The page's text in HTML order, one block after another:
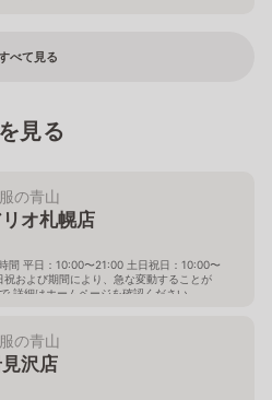
べて見る
見る
の青山
オ札幌店
間 平日：10:00〜21:00 土日祝日：10:00〜
祝および期間により、急な変動することが
詳細はホームページを確認ください
の青山
沢店